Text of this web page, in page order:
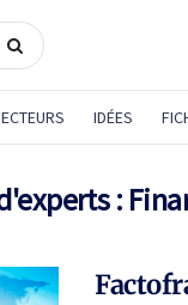
IDÉES
: